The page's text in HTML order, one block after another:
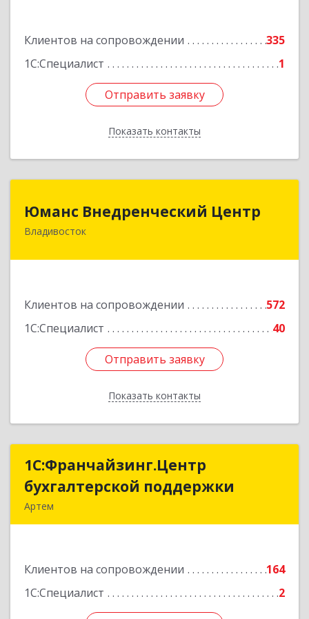
Клиентов на сопровождении
335
1С:Специалист
1
Отправить заявку
Показать контакты
Отправить заявку
Назад
Юманс Внедренческий Центр
Владивосток
Клиентов на сопровождении
572
1С:Специалист
40
Отправить заявку
Показать контакты
Юманс Внедренческий Центр
690014, Приморский край, Владивосток г,
Отправить заявку
Назад
1С:Франчайзинг.Центр
бухгалтерской поддержки
Артем
Клиентов на сопровождении
164
1С:Специалист
2
1С:Франчайзинг.Центр
бухгалтерской поддержки
Подробнее